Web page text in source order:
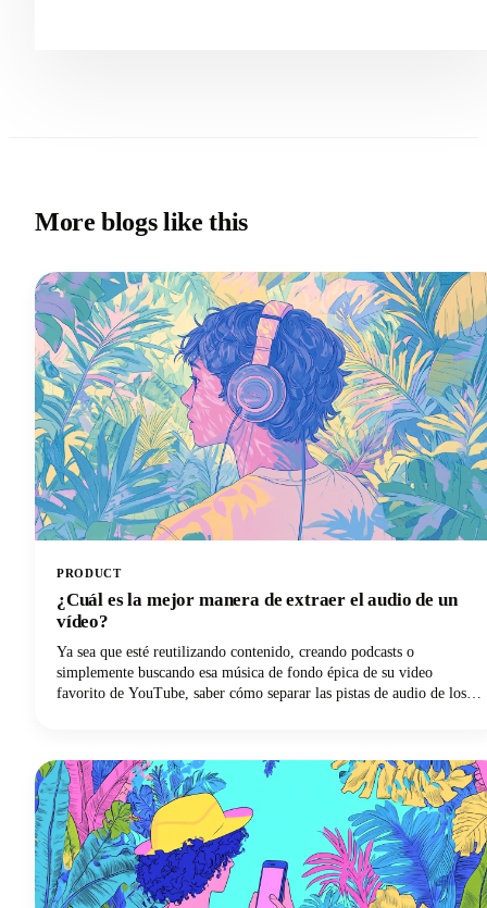
More blogs like this
PRODUCT
¿Cuál es la mejor manera de extraer el audio de un
vídeo?
Ya sea que esté reutilizando contenido, creando podcasts o
simplemente buscando esa música de fondo épica de su video
favorito de YouTube, saber cómo separar las pistas de audio de los
independiente.